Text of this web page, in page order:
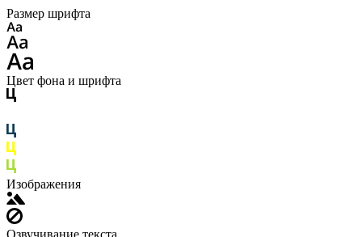
Размер шрифта
Цвет фона и шрифта
Изображения
Озвучивание текста